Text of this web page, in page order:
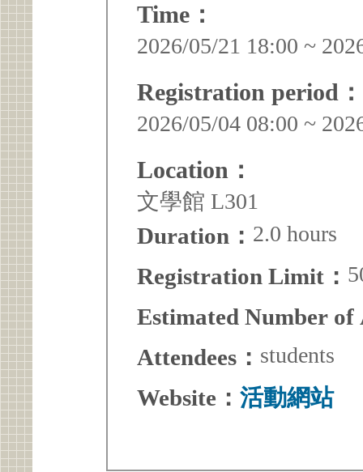
Time：
2026/05/21 18:00 ~
Registration period：
2026/05/04 08:00 ~
Location：
文學館 L301
Duration： 2.0 hours
Registration Limit：
Estimated Number of
Attendees： students
Website： 活動網站